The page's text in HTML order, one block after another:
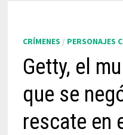
CRÍMENES / PERSONAJES
Getty, el
que se
rescate en